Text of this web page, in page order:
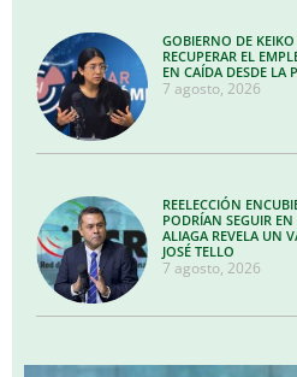
GOBIERNO DE
RECUPERAR EL
EN CAÍDA DESDE LA
7 agosto, 2026
REELECCIÓN
PODRÍAN SEGUIR
ALIAGA REVELA UN
JOSÉ TELLO
7 agosto, 2026